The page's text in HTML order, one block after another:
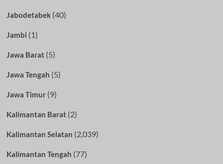
Jabodetabek(40)
Jambi (1)
Jawa Barat(5)
Jawa Tengah (5)
Jawa Timur(9)
Kalimantan Barat(2)
Kalimantan Selatan (2,039)
Kalimantan Tengah (77)